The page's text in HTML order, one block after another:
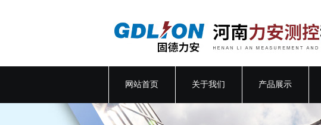
网站首页 关于我们 产品展示